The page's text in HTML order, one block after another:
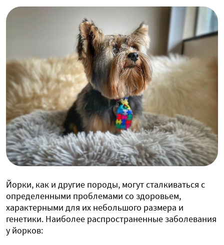
Йорки, как и другие породы, могут сталкиваться с
определенными проблемами со здоровьем,
характерными для их небольшого размера и
генетики. Наиболее распространенные заболевания
у йорков: